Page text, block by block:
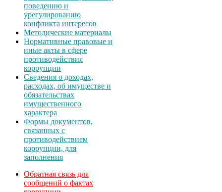
поведению и
урегулированию
конфликта интересов
Методические материалы
Нормативные правовые и
иные акты в сфере
противодействия
коррупции
Сведения о доходах,
расходах, об имуществе и
обязательствах
имущественного
характера
Формы документов,
связанных с
противодействием
коррупции, для
заполнения
Обратная связь для
сообщений о фактах